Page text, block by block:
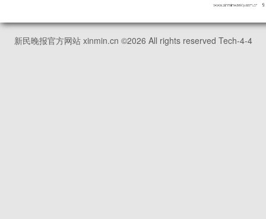
新民晚报官方网站 xinmin.cn ©2026 All rights reserved Tech-4-4